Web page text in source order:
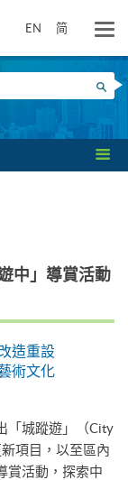
EN 简
搜尋
中」導賞活動
造重設
術文化
「城蹤遊」（City
項目，以至區內
賞活動，探索中